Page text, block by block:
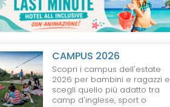
CAMPUS 2026
Scopri i campus dell'estate
2026 per bambini e ragazzi e
scegli quello più adatto tra
camp d'inglese, sport o